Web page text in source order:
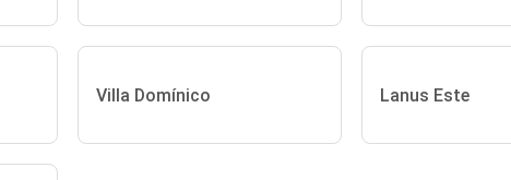
Villa Domínico Lanus Este